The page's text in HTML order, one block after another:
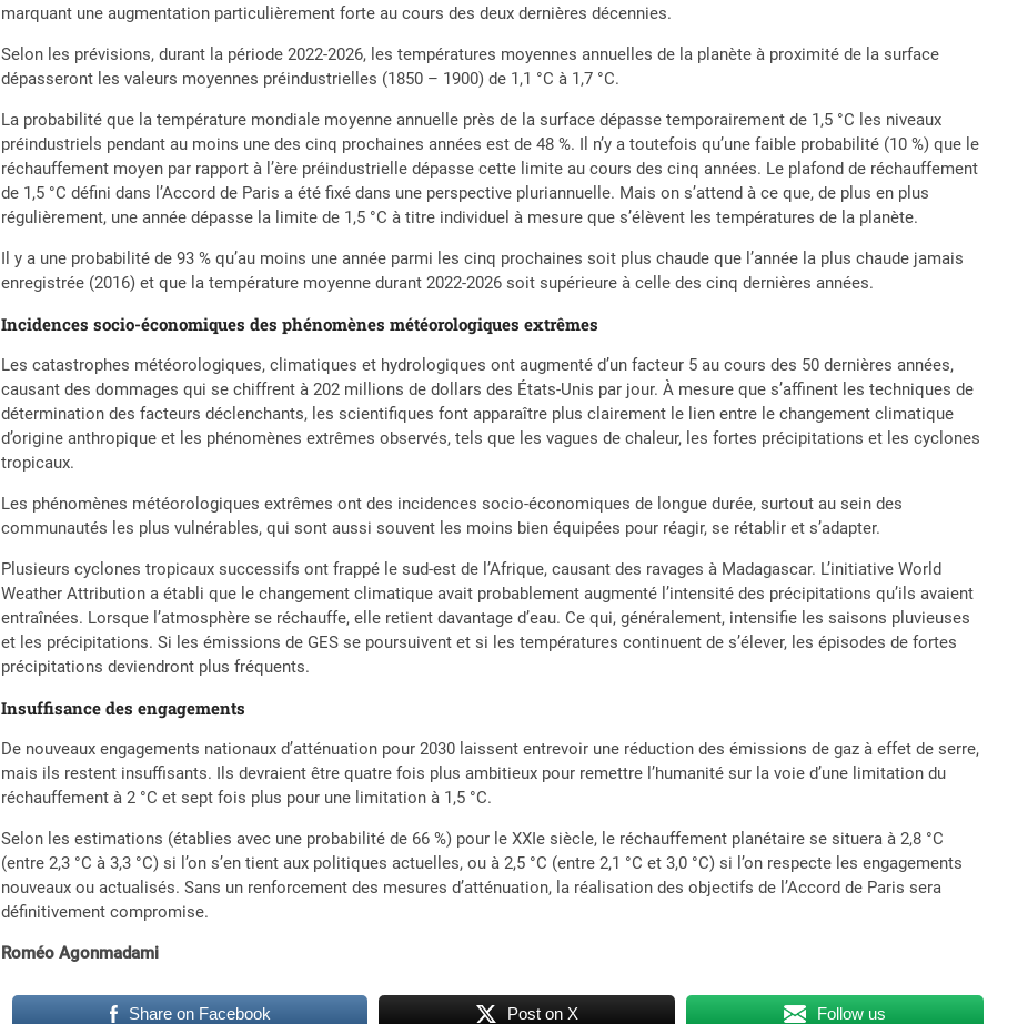
marquant une augmentation particulièrement forte au cours des deux dernières décennies.
Selon les prévisions, durant la période 2022-2026, les températures moyennes annuelles de la planète à proximité de la surface
dépasseront les valeurs moyennes préindustrielles (1850 – 1900) de 1,1 °C à 1,7 °C.
La probabilité que la température mondiale moyenne annuelle près de la surface dépasse temporairement de 1,5 °C les niveaux
préindustriels pendant au moins une des cinq prochaines années est de 48 %. Il n’y a toutefois qu’une faible probabilité (10 %) que le
réchauffement moyen par rapport à l’ère préindustrielle dépasse cette limite au cours des cinq années. Le plafond de réchauffement
de 1,5 °C défini dans l’Accord de Paris a été fixé dans une perspective pluriannuelle. Mais on s’attend à ce que, de plus en plus
régulièrement, une année dépasse la limite de 1,5 °C à titre individuel à mesure que s’élèvent les températures de la planète.
Il y a une probabilité de 93 % qu’au moins une année parmi les cinq prochaines soit plus chaude que l’année la plus chaude jamais
enregistrée (2016) et que la température moyenne durant 2022-2026 soit supérieure à celle des cinq dernières années.
Incidences socio-économiques des phénomènes météorologiques extrêmes
Les catastrophes météorologiques, climatiques et hydrologiques ont augmenté d’un facteur 5 au cours des 50 dernières années,
causant des dommages qui se chiffrent à 202 millions de dollars des États-Unis par jour. À mesure que s’affinent les techniques de
détermination des facteurs déclenchants, les scientifiques font apparaître plus clairement le lien entre le changement climatique
d’origine anthropique et les phénomènes extrêmes observés, tels que les vagues de chaleur, les fortes précipitations et les cyclones
tropicaux.
Les phénomènes météorologiques extrêmes ont des incidences socio-économiques de longue durée, surtout au sein des
communautés les plus vulnérables, qui sont aussi souvent les moins bien équipées pour réagir, se rétablir et s’adapter.
Plusieurs cyclones tropicaux successifs ont frappé le sud-est de l’Afrique, causant des ravages à Madagascar. L’initiative World
Weather Attribution a établi que le changement climatique avait probablement augmenté l’intensité des précipitations qu’ils avaient
entraînées. Lorsque l’atmosphère se réchauffe, elle retient davantage d’eau. Ce qui, généralement, intensifie les saisons pluvieuses
et les précipitations. Si les émissions de GES se poursuivent et si les températures continuent de s’élever, les épisodes de fortes
précipitations deviendront plus fréquents.
Insuffisance des engagements
De nouveaux engagements nationaux d’atténuation pour 2030 laissent entrevoir une réduction des émissions de gaz à effet de serre,
mais ils restent insuffisants. Ils devraient être quatre fois plus ambitieux pour remettre l’humanité sur la voie d’une limitation du
réchauffement à 2 °C et sept fois plus pour une limitation à 1,5 °C.
Selon les estimations (établies avec une probabilité de 66 %) pour le XXIe siècle, le réchauffement planétaire se situera à 2,8 °C
(entre 2,3 °C à 3,3 °C) si l’on s’en tient aux politiques actuelles, ou à 2,5 °C (entre 2,1 °C et 3,0 °C) si l’on respecte les engagements
nouveaux ou actualisés. Sans un renforcement des mesures d’atténuation, la réalisation des objectifs de l’Accord de Paris sera
définitivement compromise.
Roméo Agonmadami
Share on Facebook Post on X Follow us